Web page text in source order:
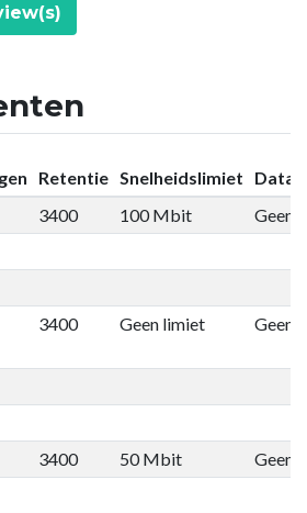
Retentie Snelheidslimiet
3400 100 Mbit Geen
3400 Geen limiet Geen
3400 50 Mbit Geen